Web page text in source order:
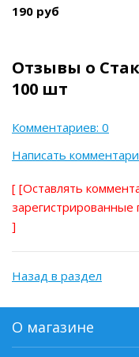
190 руб
Отзывы о
100 шт
Комментариев: 0
Написать
[ [Оставлять
зарегистрированные
]
Назад в раздел
О магазине